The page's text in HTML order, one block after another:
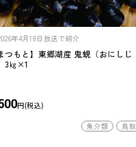
年4月18日放送で紹介
つもと】東郷湖産 鬼蜆（おにしじ
3㎏×1
円(税込)
魚介類 鳥取